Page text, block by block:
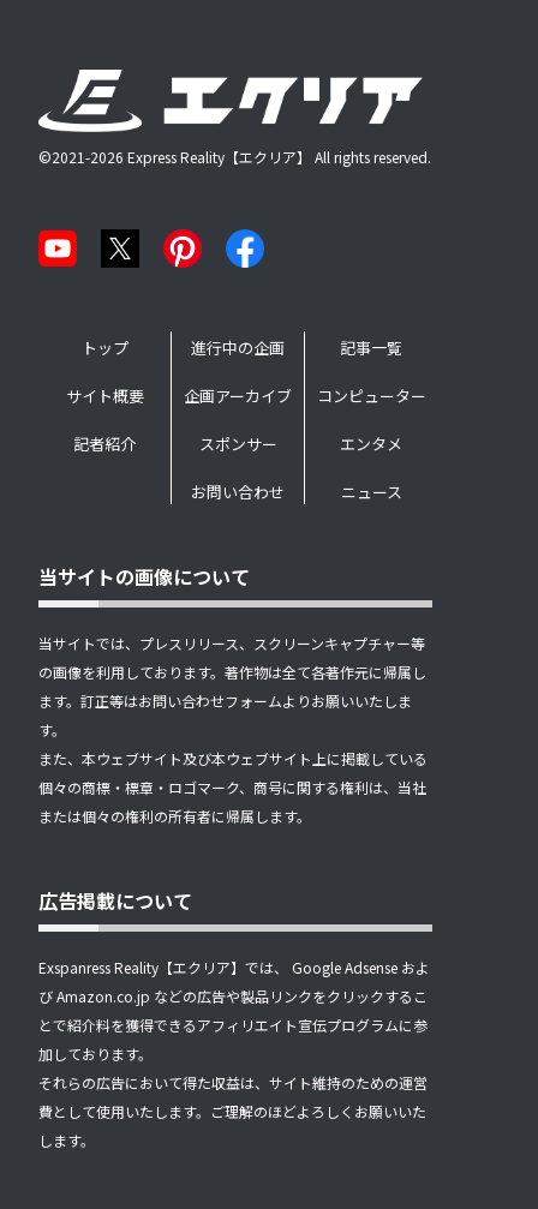
©2021-2026 Express Reality【エクリア】 All rights reserved.
トップ
サイト概要
記者紹介
進行中の企画
企画アーカイブ
スポンサー
お問い合わせ
記事一覧
コンピューター
エンタメ
ニュース
当サイトの画像について
当サイトでは、プレスリリース、スクリーンキャプチャー等
の画像を利用しております。著作物は全て各著作元に帰属し
ます。訂正等はお問い合わせフォームよりお願いいたしま
す。
また、本ウェブサイト及び本ウェブサイト上に掲載している
個々の商標・標章・ロゴマーク、商号に関する権利は、当社
または個々の権利の所有者に帰属します。
広告掲載について
Exspanress Reality【エクリア】では、 Google Adsense およ
び Amazon.co.jp などの広告や製品リンクをクリックするこ
とで紹介料を獲得できるアフィリエイト宣伝プログラムに参
加しております。
それらの広告において得た収益は、サイト維持のための運営
費として使用いたします。ご理解のほどよろしくお願いいた
します。